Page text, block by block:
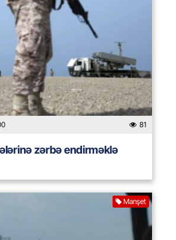
81
zərbə endirməklə
Manşet